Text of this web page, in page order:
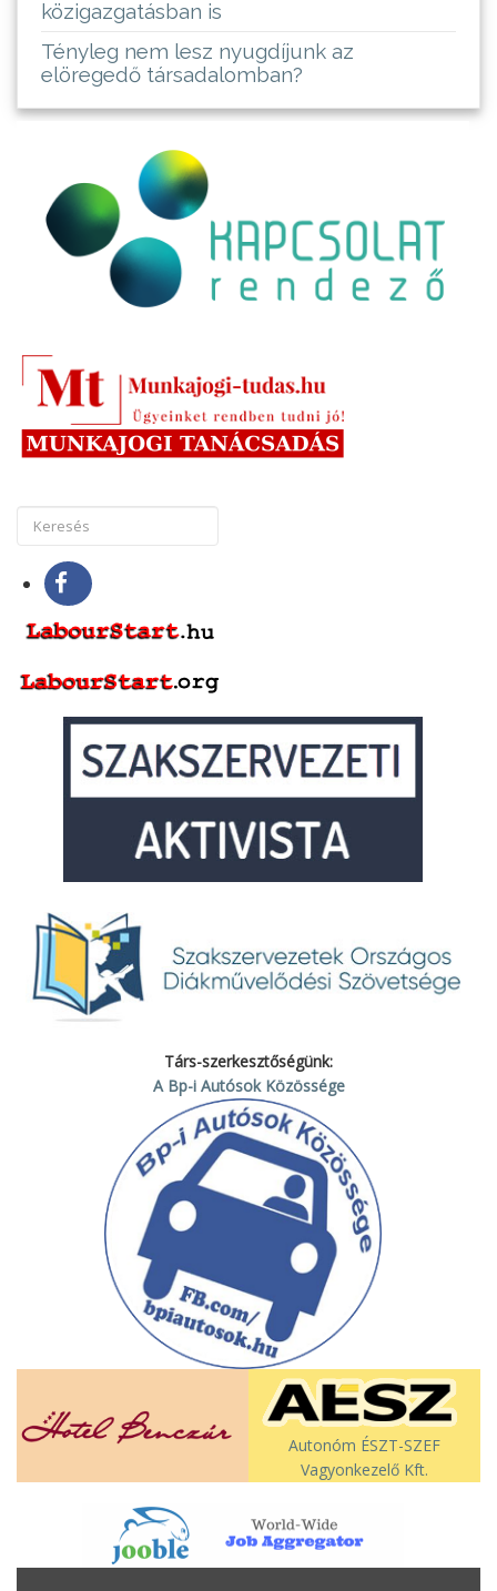
közigazgatásban is
Tényleg nem lesz nyugdíjunk az
elöregedő társadalomban?
Társ-szerkesztőségünk:
A Bp-i Autósok Közössége
Autonóm ÉSZT-SZEF
Vagyonkezelő Kft.